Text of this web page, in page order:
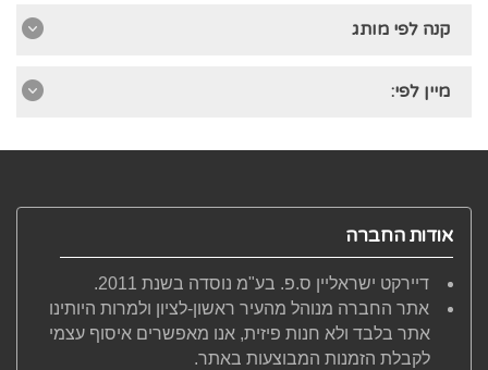
קנה לפי מותג
מיין לפי:
אודות החברה
דיירקט ישראליין ס.פ. בע"מ נוסדה בשנת 2011.
אתר החברה מנוהל מהעיר ראשון-לציון ולמרות היותינו
אתר בלבד ולא חנות פיזית, אנו מאפשרים איסוף עצמי
לקבלת הזמנות המבוצעות באתר.